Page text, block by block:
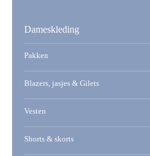
Dameskleding
Pakken
Blazers, jasjes & Gilets
Vesten
Shorts & skorts